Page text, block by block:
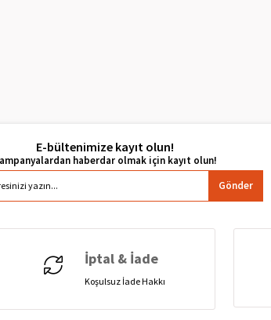
E-bültenimize kayıt olun!
Gönder
İptal & İade
Koşulsuz İade Hakkı